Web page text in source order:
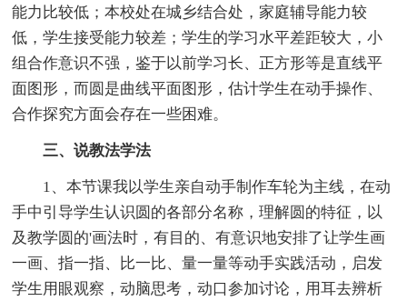
能力比较低；本校处在城乡结合处，家庭辅导能力较
低，学生接受能力较差；学生的学习水平差距较大，小
组合作意识不强，鉴于以前学习长、正方形等是直线平
面图形，而圆是曲线平面图形，估计学生在动手操作、
合作探究方面会存在一些困难。
三、说教法学法
1、本节课我以学生亲自动手制作车轮为主线，在动
手中引导学生认识圆的各部分名称，理解圆的特征，以
及教学圆的'画法时，有目的、有意识地安排了让学生画
一画、指一指、比一比、量一量等动手实践活动，启发
学生用眼观察，动脑思考，动口参加讨论，用耳去辨析